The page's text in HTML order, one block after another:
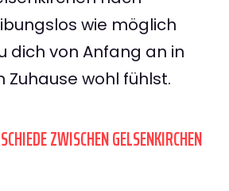
wie möglich
dich von Anfang an in
Zuhause wohl fühlst.
ZWISCHEN GELSENKIRCHEN